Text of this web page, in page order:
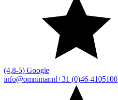
(4,8-5) Google
info@omnimar.nl+31 (0)46-4105100